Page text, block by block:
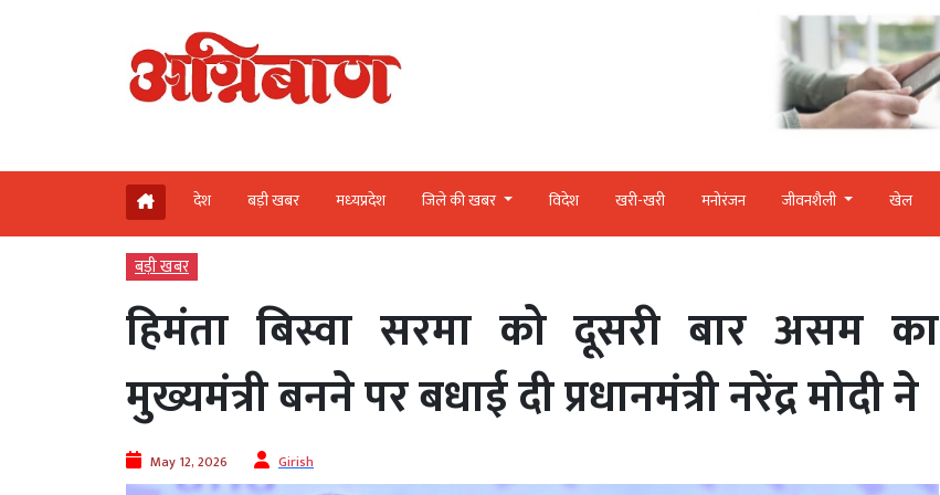
देश बड़ी खबर मध्‍यप्रदेश जिले की खबर विदेश खरी-खरी मनोरंजन जीवनशैली खेल
बड़ी खबर
हिमंता बिस्वा सरमा को दूसरी बार असम का
मुख्यमंत्री बनने पर बधाई दी प्रधानमंत्री नरेंद्र मोदी ने
May 12, 2026 Girish